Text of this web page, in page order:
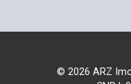
© 2026 ARZ